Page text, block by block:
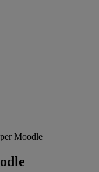
Moodle